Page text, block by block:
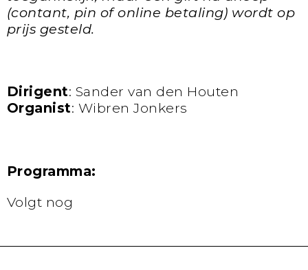
(contant, pin of online betaling) wordt op
prijs gesteld.
Dirigent: Sander van den Houten
Organist: Wibren Jonkers
Programma:
Volgt nog